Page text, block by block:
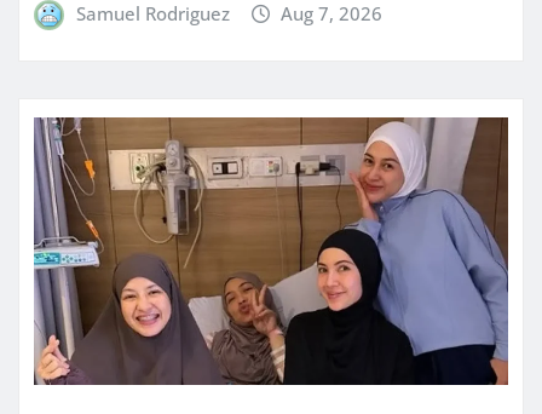
Samuel Rodriguez Aug 7, 2026